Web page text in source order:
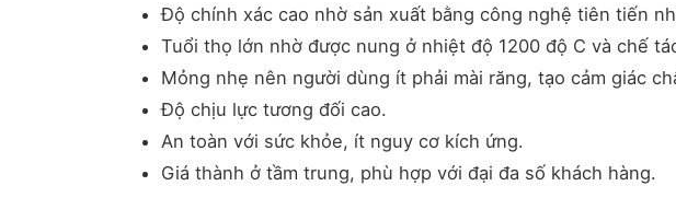
Độ chính xác cao nhờ sản xuất bằng công nghệ tiên tiến
Tuổi thọ lớn nhờ được nung ở nhiệt độ 1200 độ C và chế
Mỏng nhẹ nên người dùng ít phải mài răng, tạo cảm giác
Độ chịu lực tương đối cao.
An toàn với sức khỏe, ít nguy cơ kích ứng.
Giá thành ở tầm trung, phù hợp với đại đa số khách hàng.